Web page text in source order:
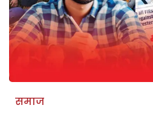
समाज